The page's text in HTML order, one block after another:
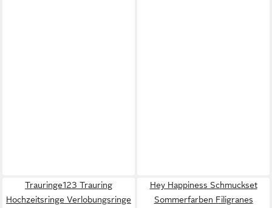
Trauringe123 Trauring
Hochzeitsringe Verlobungsringe
Hey Happiness Schmuckset
Sommerfarben Filigranes